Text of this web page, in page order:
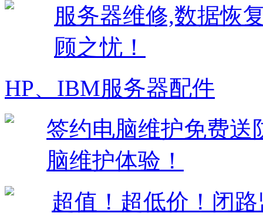
服务器维修,数据恢
顾之忧！
HP、IBM服务器配件
签约电脑维护免费送
脑维护体验！
超值！超低价！闭